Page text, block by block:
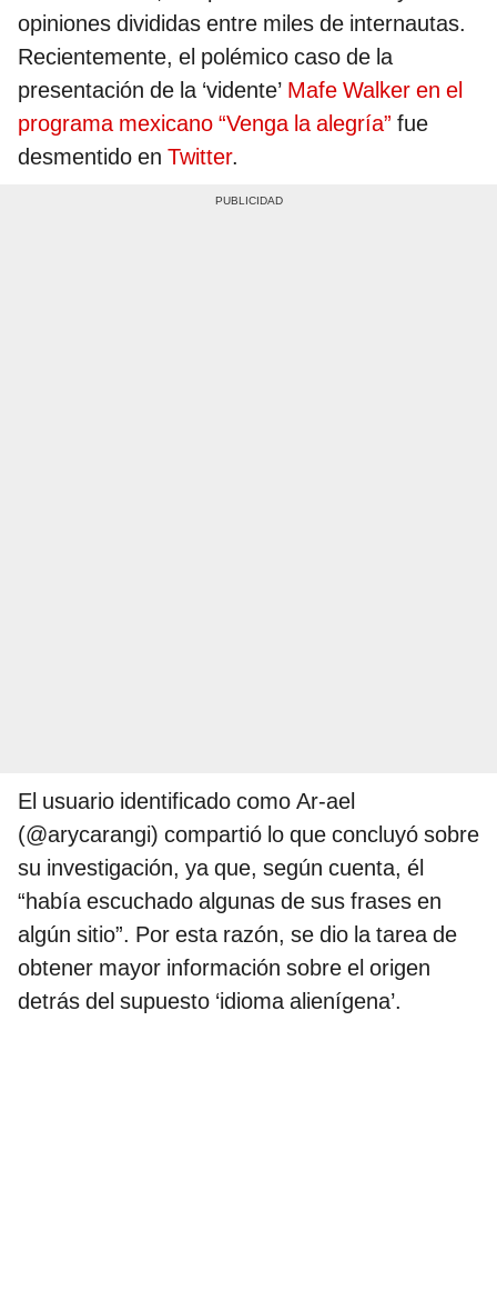
opiniones divididas entre miles de internautas.
Recientemente, el polémico caso de la
presentación de la ‘vidente’ Mafe Walker en el
programa mexicano “Venga la alegría” fue
desmentido en Twitter.
El usuario identificado como Ar-ael
(@arycarangi) compartió lo que concluyó sobre
su investigación, ya que, según cuenta, él
“había escuchado algunas de sus frases en
algún sitio”. Por esta razón, se dio la tarea de
obtener mayor información sobre el origen
detrás del supuesto ‘idioma alienígena’.